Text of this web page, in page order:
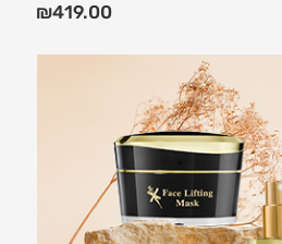
₪419.00